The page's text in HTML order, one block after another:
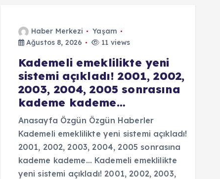
Haber Merkezi
Yaşam
Ağustos 8, 2026
11 views
Kademeli emeklilikte yeni
sistemi açıkladı! 2001, 2002,
2003, 2004, 2005 sonrasına
kademe kademe…
Anasayfa Özgün Özgün Haberler
Kademeli emeklilikte yeni sistemi açıkladı!
2001, 2002, 2003, 2004, 2005 sonrasına
kademe kademe… Kademeli emeklilikte
yeni sistemi açıkladı! 2001, 2002, 2003,